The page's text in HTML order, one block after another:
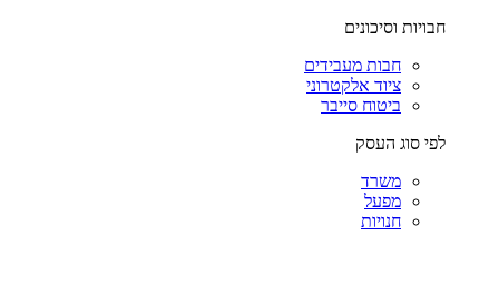
חבויות וסיכונים
חבות מעבידים
ציוד אלקטרוני
ביטוח סייבר
לפי סוג העסק
משרד
מפעל
חנויות